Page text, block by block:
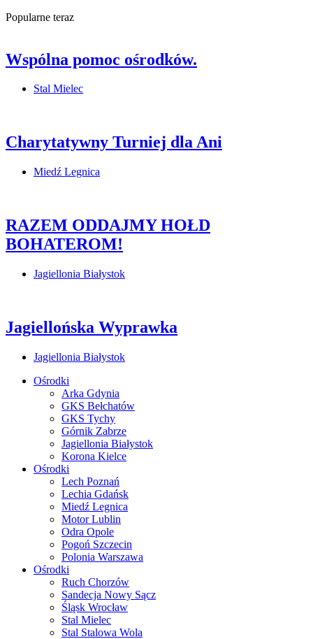
Popularne teraz
Wspólna pomoc ośrodków.
Stal Mielec
Charytatywny Turniej dla Ani
Miedź Legnica
RAZEM ODDAJMY HOŁD
BOHATEROM!
Jagiellonia Białystok
Jagiellońska Wyprawka
Jagiellonia Białystok
Ośrodki
Arka Gdynia
GKS Bełchatów
GKS Tychy
Górnik Zabrze
Jagiellonia Białystok
Korona Kielce
Ośrodki
Lech Poznań
Lechia Gdańsk
Miedź Legnica
Motor Lublin
Odra Opole
Pogoń Szczecin
Polonia Warszawa
Ośrodki
Ruch Chorzów
Sandecja Nowy Sącz
Śląsk Wrocław
Stal Mielec
Stal Stalowa Wola